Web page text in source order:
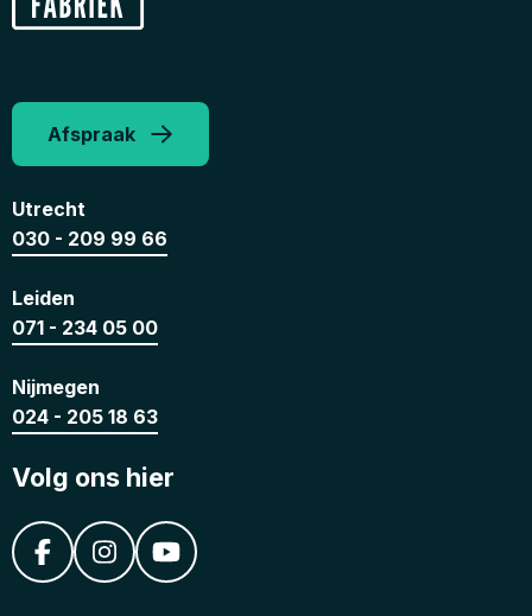
Afspraak
Utrecht
030 - 209 99 66
Leiden
071 - 234 05 00
Nijmegen
024 - 205 18 63
Volg ons hier